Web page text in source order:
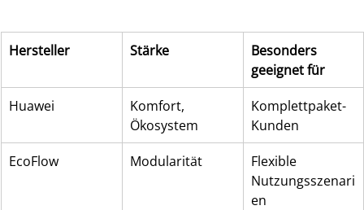
Hersteller Stärke
Besonders
geeignet für
Huawei
Komfort,
Ökosystem
Komplettpaket-
Kunden
EcoFlow
Modularität
Flexible
Nutzungsszenari
en